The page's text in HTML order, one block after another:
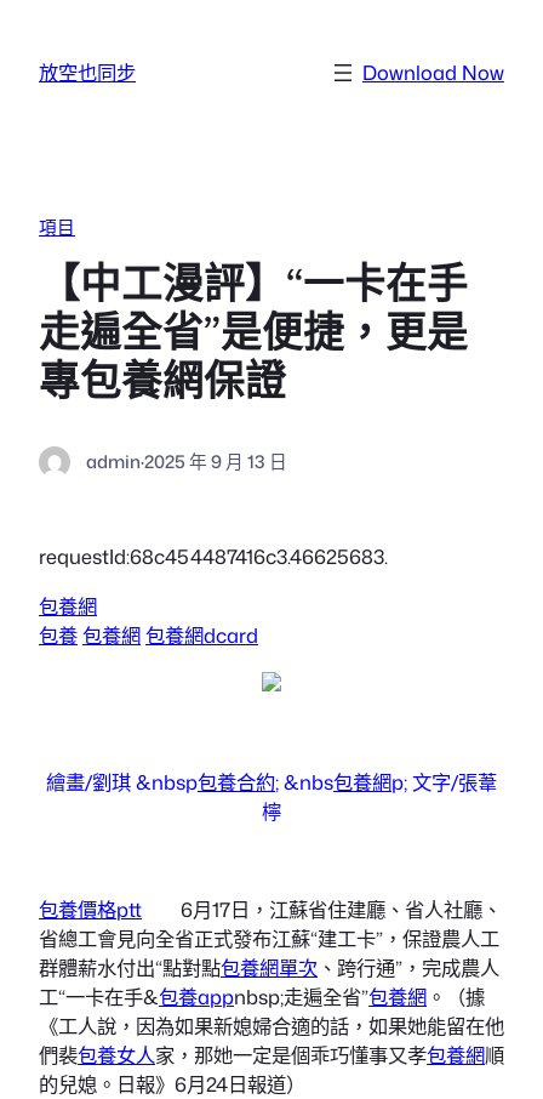
放空也同步 Download Now
項目
【中工漫評】“一卡在手
走遍全省”是便捷，更是
專包養網保證
admin·2025 年 9 月 13 日
requestId:68c454487416c3.46625683.
包養網
包養包養網包養網dcard
繪畫/劉琪 &nbsp包養合約; &nbs包養網p; 文字/張葦
檸
包養價格ptt 6月17日，江蘇省住建廳、省人社廳、
省總工會見向全省正式發布江蘇“建工卡”，保證農人工
群體薪水付出“點對點包養網單次 、跨行通”，完成農人
工“一卡在手&包養appnbsp;走遍全省”包養網 。（據
《工人說，因為如果新媳婦合適的話，如果她能留在他
們裴包養女人家，那她一定是個乖巧懂事又孝包養網順
的兒媳。日報》6月24日報道）